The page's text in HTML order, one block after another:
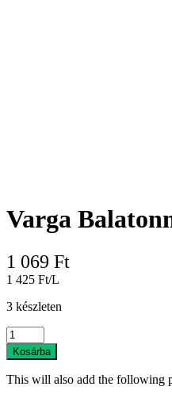
Varga
1 069 Ft
1 425 Ft/L
3 készleten
Varga
Balatonmell.
Kékfrankos
0,75
Kosárba
This will also add the following